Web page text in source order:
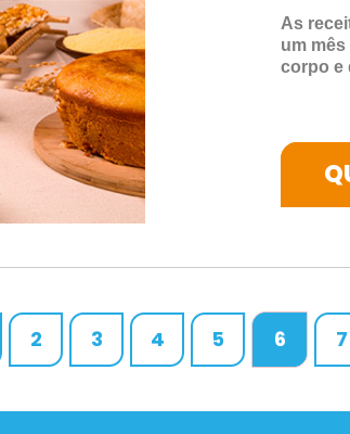
As
um
corpo e
2 3 4 5 6 7